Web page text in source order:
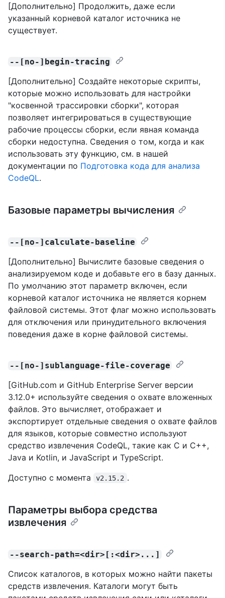
[Дополнительно] Продолжить, даже если
указанный корневой каталог источника не
существует.
--[no-]begin-tracing
[Дополнительно] Создайте некоторые скрипты,
которые можно использовать для настройки
"косвенной трассировки сборки", которая
позволяет интегрироваться в существующие
рабочие процессы сборки, если явная команда
сборки недоступна. Сведения о том, когда и как
использовать эту функцию, см. в нашей
документации по Подготовка кода для анализа
CodeQL.
Базовые параметры вычисления
--[no-]calculate-baseline
[Дополнительно] Вычислите базовые сведения о
анализируемом коде и добавьте его в базу данных.
По умолчанию этот параметр включен, если
корневой каталог источника не является корнем
файловой системы. Этот флаг можно использовать
для отключения или принудительного включения
поведения даже в корне файловой системы.
--[no-]sublanguage-file-coverage
[GitHub.com и GitHub Enterprise Server версии
3.12.0+ используйте сведения о охвате вложенных
файлов. Это вычисляет, отображает и
экспортирует отдельные сведения о охвате файлов
для языков, которые совместно используют
средство извлечения CodeQL, такие как C и C++,
Java и Kotlin, и JavaScript и TypeScript.
Доступно с момента
v2.15.2 .
Параметры выбора средства
извлечения
--search-path=<dir>[:<dir>...]
Список каталогов, в которых можно найти пакеты
средств извлечения. Каталоги могут быть